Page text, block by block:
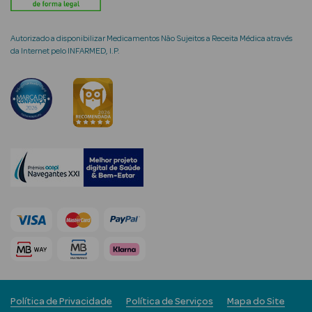
Ver Tudo
Estética
Oferta Estética
- Beauty
Autorizado a disponibilizar Medicamentos Não Sujeitos a Receita Médica através
da Internet pelo INFARMED, I.P.
Política de Privacidade Política de Serviços Mapa do Site